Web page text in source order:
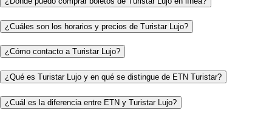
¿Cuáles son los horarios y precios de Turistar Lujo?
¿Cómo contacto a Turistar Lujo?
¿Qué es Turistar Lujo y en qué se distingue de ETN Turistar?
¿Cuál es la diferencia entre ETN y Turistar Lujo?